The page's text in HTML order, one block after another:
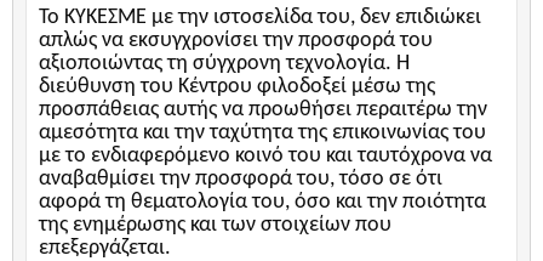
Το ΚΥΚΕΣΜΕ με την ιστοσελίδα του, δεν επιδιώκει
απλώς να εκσυγχρονίσει την προσφορά του
αξιοποιώντας τη σύγχρονη τεχνολογία. Η
διεύθυνση του Κέντρου φιλοδοξεί μέσω της
προσπάθειας αυτής να προωθήσει περαιτέρω την
αμεσότητα και την ταχύτητα της επικοινωνίας του
με το ενδιαφερόμενο κοινό του και ταυτόχρονα να
αναβαθμίσει την προσφορά του, τόσο σε ότι
αφορά τη θεματολογία του, όσο και την ποιότητα
της ενημέρωσης και των στοιχείων που
επεξεργάζεται.